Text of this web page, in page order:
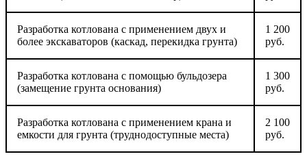
Разработка котлована с применением двух и
более экскаваторов (каскад, перекидка грунта)
1 200
руб.
Разработка котлована с помощью бульдозера
(замещение грунта основания)
1 300
руб.
Разработка котлована с применением крана и
емкости для грунта (труднодоступные места)
2 100
руб.